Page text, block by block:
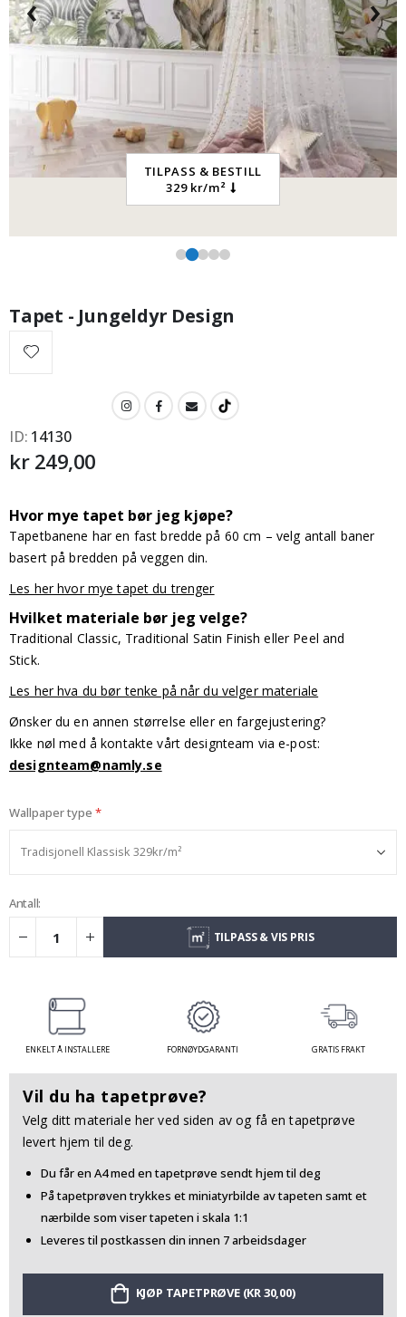
249,00 Kr
TILPASS & BESTILL
329 kr/m²
Tapet - Jungeldyr Design
ID 14130
kr 249,00
Hvor mye tapet bør jeg kjøpe?
Tapetbanene har en fast bredde på 60 cm – velg antall baner
basert på bredden på veggen din.
Les her hvor mye tapet du trenger
Hvilket materiale bør jeg velge?
Traditional Classic, Traditional Satin Finish eller Peel and
Stick.
Les her hva du bør tenke på når du velger materiale
Ønsker du en annen størrelse eller en fargejustering?
Ikke nøl med å kontakte vårt designteam via e-post:
designteam@namly.se
Wallpaper type
Antall:
TILPASS & VIS PRIS
ENKELT Å INSTALLERE FORNØYDGARANTI GRATIS FRAKT
Vil du ha tapetprøve?
Velg ditt materiale her ved siden av og få en tapetprøve
levert hjem til deg.
Du får en A4 med en tapetprøve sendt hjem til deg
På tapetprøven trykkes et miniatyrbilde av tapeten samt et
nærbilde som viser tapeten i skala 1:1
Leveres til postkassen din innen 7 arbeidsdager
KJØP TAPETPRØVE (KR 30,00)